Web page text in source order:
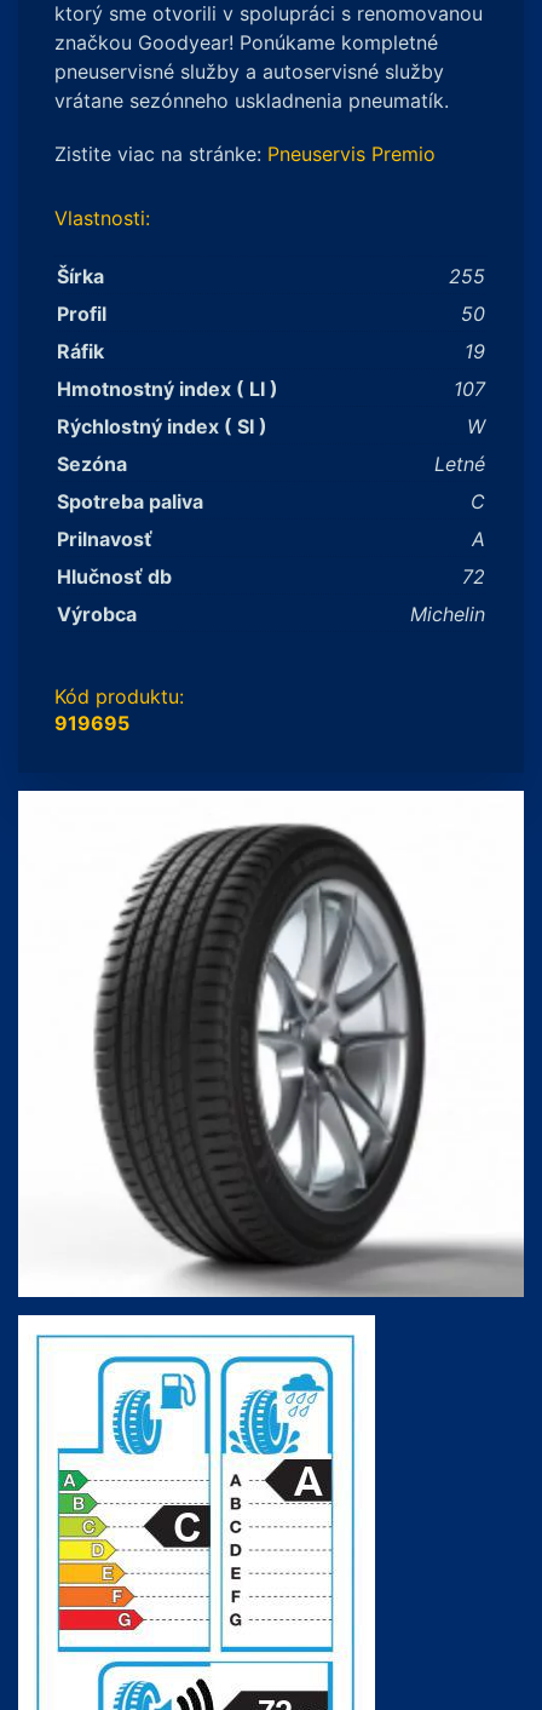
ktorý sme otvorili v spolupráci s renomovanou
značkou Goodyear! Ponúkame kompletné
pneuservisné služby a autoservisné služby
vrátane sezónneho uskladnenia pneumatík.
Zistite viac na stránke: Pneuservis Premio
Vlastnosti:
Šírka
255
Profil
50
Ráfik
19
Hmotnostný index ( LI )
107
Rýchlostný index ( SI )
W
Sezóna
Letné
Spotreba paliva
C
Prilnavosť
A
Hlučnosť db
72
Výrobca
Michelin
Kód produktu:
919695